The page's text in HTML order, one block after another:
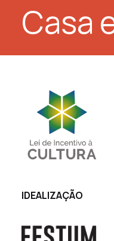
Casa
IDEALIZAÇÃO